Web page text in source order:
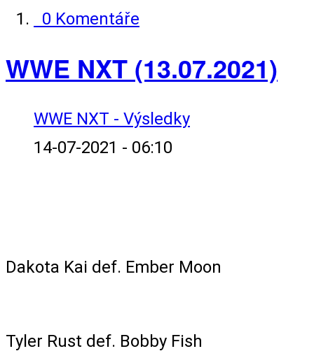
0 Komentáře
WWE NXT (13.07.2021)
WWE NXT - Výsledky
14-07-2021 - 06:10
Dakota Kai def. Ember Moon
Tyler Rust def. Bobby Fish